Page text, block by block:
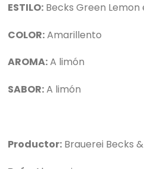
ESTILO: Becks Green
COLOR:Amarillento
AROMA:A limón
SABOR:A limón
Productor: Brauerei Becks